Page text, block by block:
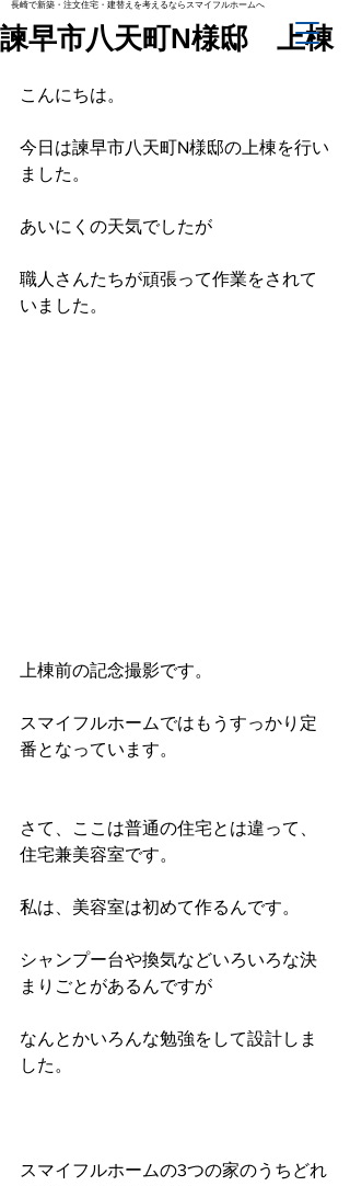
長崎で新築・注文住宅・建替えを考えるならスマイフルホームへ
諫早市八天町N様邸 上棟
こんにちは。
今日は諫早市八天町N様邸の上棟を行い
ました。
あいにくの天気でしたが
職人さんたちが頑張って作業をされて
いました。
上棟前の記念撮影です。
スマイフルホームではもうすっかり定
番となっています。
さて、ここは普通の住宅とは違って、
住宅兼美容室です。
私は、美容室は初めて作るんです。
シャンプー台や換気などいろいろな決
まりごとがあるんですが
なんとかいろんな勉強をして設計しま
した。
スマイフルホームの3つの家のうちどれ